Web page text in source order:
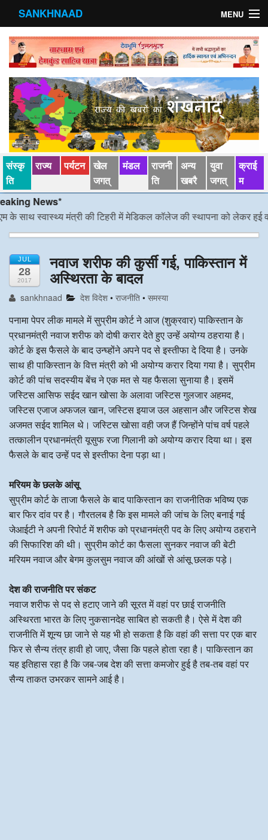
SANKHNAAD MENU
मुख्य पृष्ठ
राज्य
मंडल
संस्कृति
खेल जगत्
पर्यटन
पड़ोसी राज्य
स्वास्‍थ्य
देश विदेश
अन्य खबरै
संस्कृ
ति
राज्य पर्यटन खेल
जगत्
मंडल
राजनी
ति
अन्य
खबरै
युवा
जगत्
क्राई
म
News*
स्वास्थ्य मंत्री की टिहरी में मेडिकल कॉलेज की स्थापना को लेकर हुई वार्ता
JUL
28
2017
नवाज शरीफ की कुर्सी गई, पाकिस्तान में
अस्थिरता के बादल
sankhnaad देश विदेश •राजनीति •समस्या
पनामा पेपर लीक मामले में सुप्रीम कोर्ट ने आज (शुक्रवार) पाकिस्तान के
प्रधानमंत्री नवाज शरीफ को दोषी करार देते हुए उन्हें अयोग्य ठहराया है।
कोर्ट के इस फैसले के बाद उन्घ्होंने अपने पद से इस्तीफा दे दिया है। उनके
साथ ही पाकिस्तान के वित्त मंत्री को भी अयोग्य करार दिया गया है। सुप्रीम
कोर्ट की पांच सदस्यीय बेंच ने एक मत से यह फैसला सुनाया है। इसमें
जस्टिस आसिफ सईद खान खोसा के अलावा जस्टिस गुलजार अहमद,
जस्टिस एजाज अफजल खान, जस्टिस इयाज उल अहसान और जस्टिस शेख
अजमत सईद शामिल थे। जस्टिस खोसा वही जज हैं जिन्होंने पांच वर्ष पहले
तत्कालीन प्रधानमंत्री यूसुफ रजा गिलानी को अयोग्य करार दिया था। इस
फैसले के बाद उन्हें पद से इस्तीफा देना पड़ा था।
मरियम के छलके आंसू
सुप्रीम कोर्ट के ताजा फैसले के बाद पाकिस्तान का राजनीतिक भविष्य एक
बार फिर दांव पर है। गौरतलब है कि इस मामले की जांच के लिए बनाई गई
जेआईटी ने अपनी रिपोर्ट में शरीफ को प्रधानमंत्री पद के लिए अयोग्य ठहराने
की सिफारिश की थी। सुप्रीम कोर्ट का फैसला सुनकर नवाज की बेटी
मरियम नवाज और बेगम कुलसुम नवाज की आंखों से आंसू छलक पड़े।
देश की राजनीति पर संकट
नवाज शरीफ से पद से हटाए जाने की सूरत में वहां पर छाई राजनीति
अस्थिरता भारत के लिए नुकसानदेह साबित हो सकती है। ऐसे में देश की
राजनीति में शून्य छा जाने से यह भी हो सकता है कि वहां की सत्ता पर एक बार
फिर से सैन्य तंत्र हावी हो जाए, जैसा कि पहले होता रहा है। पाकिस्तान का
यह इतिहास रहा है कि जब-जब देश की सत्ता कमजोर हुई है तब-तब वहां पर
सैन्य ताकत उभरकर सामने आई है।